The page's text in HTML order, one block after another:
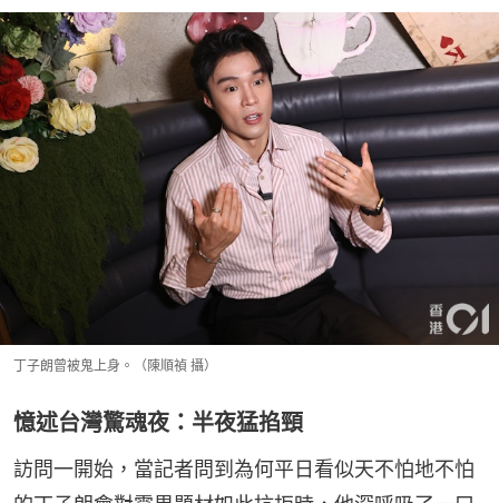
丁子朗曾被鬼上身。（陳順禎 攝）
憶述台灣驚魂夜：半夜猛掐頸
訪問一開始，當記者問到為何平日看似天不怕地不怕